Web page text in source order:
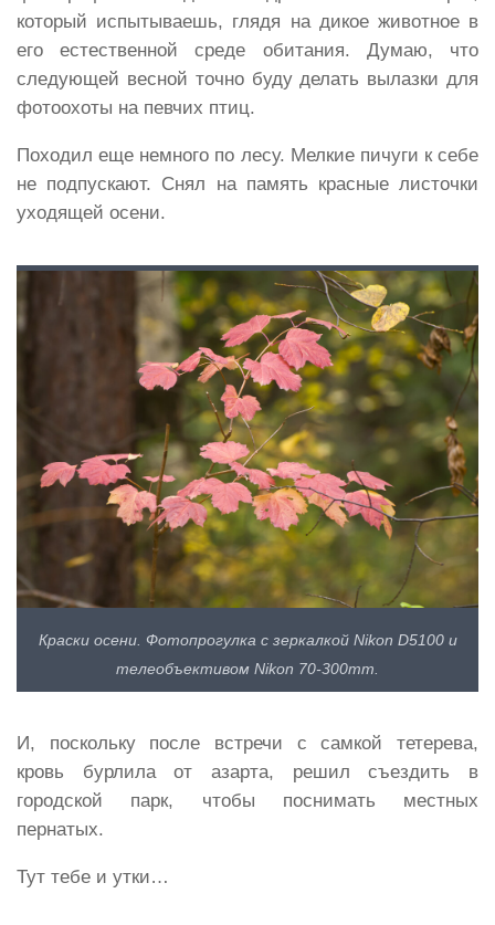
который испытываешь, глядя на дикое животное в
его естественной среде обитания. Думаю, что
следующей весной точно буду делать вылазки для
фотоохоты на певчих птиц.
Походил еще немного по лесу. Мелкие пичуги к себе
не подпускают. Снял на память красные листочки
уходящей осени.
Краски осени. Фотопрогулка с зеркалкой Nikon D5100 и
телеобъективом Nikon 70-300mm.
И, поскольку после встречи с самкой тетерева,
кровь бурлила от азарта, решил съездить в
городской парк, чтобы поснимать местных
пернатых.
Тут тебе и утки…